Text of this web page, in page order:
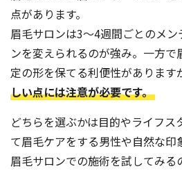
点があります。
眉毛サロンは3〜4週間ごとのメ
ンを変えられるのが強み。一方
定の形を保てる利便性があります
しい点には注意が必要です。
どちらを選ぶかは目的やライフス
て眉毛ケアをする男性や自然な
眉毛サロンでの施術を試してみる